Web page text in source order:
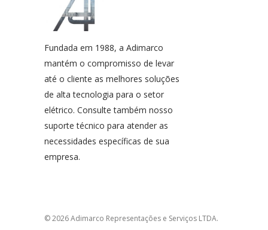
Fundada em 1988, a Adimarco
mantém o compromisso de levar
até o cliente as melhores soluções
de alta tecnologia para o setor
elétrico. Consulte também nosso
suporte técnico para atender as
necessidades específicas de sua
empresa.
© 2026 Adimarco Representações e Serviços LTDA.